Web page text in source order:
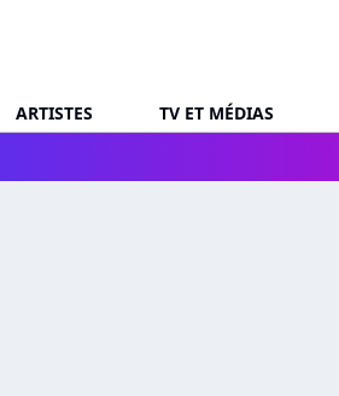
ARTISTES TV ET MÉDIAS